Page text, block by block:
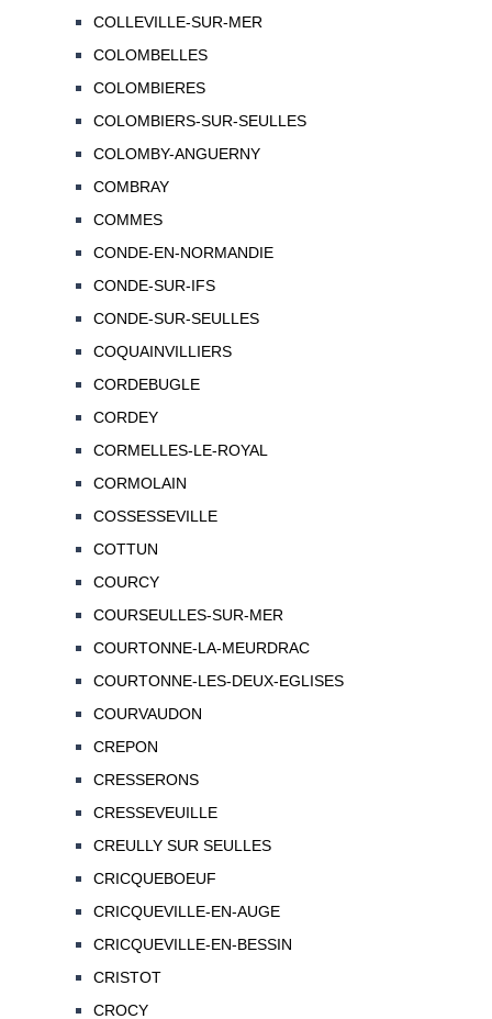
COLLEVILLE-SUR-MER
COLOMBELLES
COLOMBIERES
COLOMBIERS-SUR-SEULLES
COLOMBY-ANGUERNY
COMBRAY
COMMES
CONDE-EN-NORMANDIE
CONDE-SUR-IFS
CONDE-SUR-SEULLES
COQUAINVILLIERS
CORDEBUGLE
CORDEY
CORMELLES-LE-ROYAL
CORMOLAIN
COSSESSEVILLE
COTTUN
COURCY
COURSEULLES-SUR-MER
COURTONNE-LA-MEURDRAC
COURTONNE-LES-DEUX-EGLISES
COURVAUDON
CREPON
CRESSERONS
CRESSEVEUILLE
CREULLY SUR SEULLES
CRICQUEBOEUF
CRICQUEVILLE-EN-AUGE
CRICQUEVILLE-EN-BESSIN
CRISTOT
CROCY